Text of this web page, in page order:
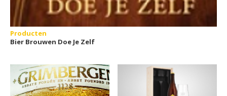
Producten
Bier Brouwen Doe Je Zelf